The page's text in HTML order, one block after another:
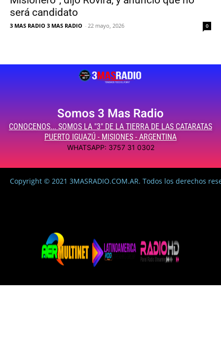
será candidato
3 MAS RADIO 3 MAS RADIO - 22 mayo, 2026 0
Somos 3 Mas Radio
CONOCENOS... SOMOS LA "3" DE LA TIERRA DE LAS CATARATAS
PUERTO IGUAZÚ - MISIONES - ARGENTINA
WHATSAPP: 3757 31 0302
Copyright © 2021 3MASRADIO.COM.AR. Todos los derechos